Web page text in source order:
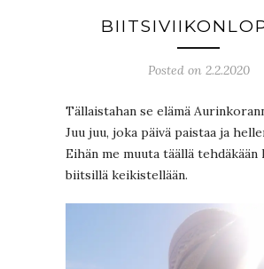
Posted on 2.2.2020
Tällaistahan se elämä
Juu juu, joka päivä paistaa ja
Eihän me muuta täällä tehdäkään
biitsillä keikistellään.